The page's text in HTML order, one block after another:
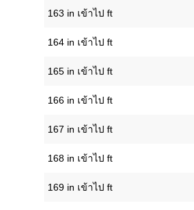
163 in เข้าไป ft
164 in เข้าไป ft
165 in เข้าไป ft
166 in เข้าไป ft
167 in เข้าไป ft
168 in เข้าไป ft
169 in เข้าไป ft